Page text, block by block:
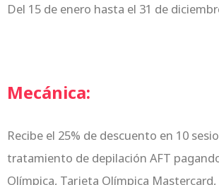
Del 15 de enero hasta el 31 de
Mecánica:
Recibe el 25% de descuento en 10
tratamiento de depilación AFT
Olímpica, Tarjeta Olímpica